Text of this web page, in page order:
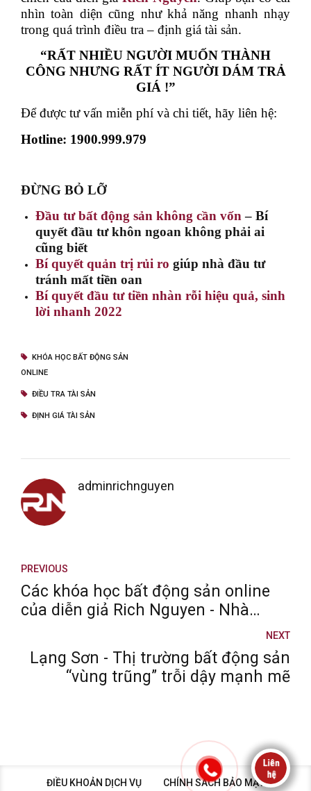
nhìn toàn diện cũng như khả năng nhanh nhạy
trong quá trình điều tra – định giá tài sản.
“RẤT NHIỀU NGƯỜI MUỐN THÀNH
CÔNG NHƯNG RẤT ÍT NGƯỜI DÁM TRẢ
GIÁ !”
Để được tư vấn miễn phí và chi tiết, hãy liên hệ:
Hotline: 1900.999.979
ĐỪNG BỎ LỠ
Đầu tư bất động sản không cần vốn – Bí
quyết đầu tư khôn ngoan không phải ai
cũng biết
Bí quyết quản trị rủi ro giúp nhà đầu tư
tránh mất tiền oan
Bí quyết đầu tư tiền nhàn rỗi hiệu quả, sinh
lời nhanh 2022
KHÓA HỌC BẤT ĐỘNG SẢN
ONLINE
ĐIỀU TRA TÀI SẢN
ĐỊNH GIÁ TÀI SẢN
adminrichnguyen
PREVIOUS
Các khóa học bất động sản online
của diễn giả Rich Nguyen - Nhà
huấn luyện chiến lược hàng đầu Việt
Nam
NEXT
Lạng Sơn - Thị trường bất động sản
“vùng trũng” trỗi dậy mạnh mẽ
ĐIỀU KHOẢN DỊCH VỤ CHÍNH SÁCH BẢO MẬT